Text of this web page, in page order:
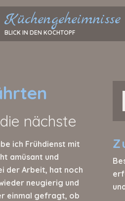
Küchengeheimnisse
BLICK IN DEN KOCHTOPF
nächste
ich Frühdienst mit
amüsant und
der Arbeit, hat noch
neugierig und
einmal gefragt, ob